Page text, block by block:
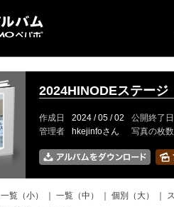
2024HINODEステー
作成日 2024 / 05 / 02 公開終了日
管理者
hkejinfoさん 写真の枚数
一覧（小） 一覧（中） 個別（大）